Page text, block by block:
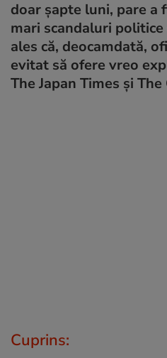
doar șapte luni, pare a
mari scandaluri
ales că, deocamdată,
evitat să ofere vreo
The Japan Times și
Cuprins: